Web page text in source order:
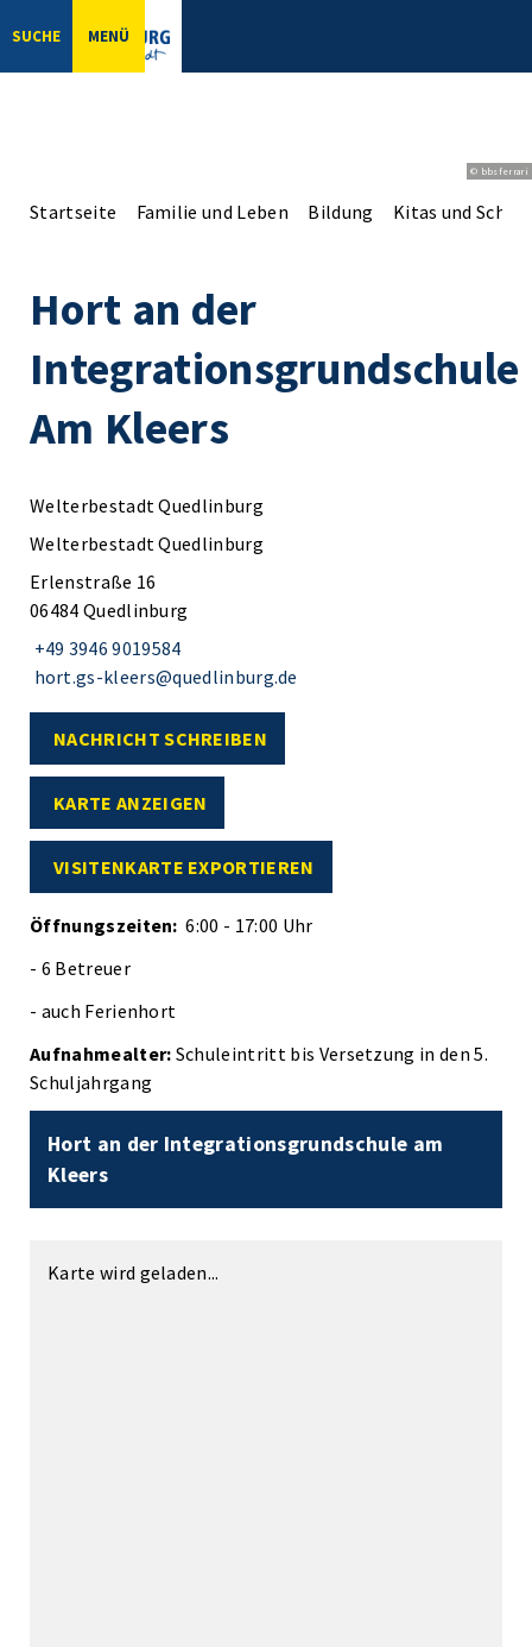
SUCHE MENÜ
© bbsferrari
Startseite Familie und Leben Bildung Kitas und
Hort an der
Integrationsgrundschule
Am Kleers
Welterbestadt Quedlinburg
Welterbestadt Quedlinburg
Erlenstraße 16
06484 Quedlinburg
+49 3946 9019584
hort.gs-kleers@quedlinburg.de
NACHRICHT SCHREIBEN
KARTE ANZEIGEN
VISITENKARTE EXPORTIEREN
Öffnungszeiten: 6:00 - 17:00 Uhr
- 6 Betreuer
- auch Ferienhort
Aufnahmealter: Schuleintritt bis Versetzung in den 5.
Schuljahrgang
Hort an der Integrationsgrundschule am
Kleers
Karte wird geladen...